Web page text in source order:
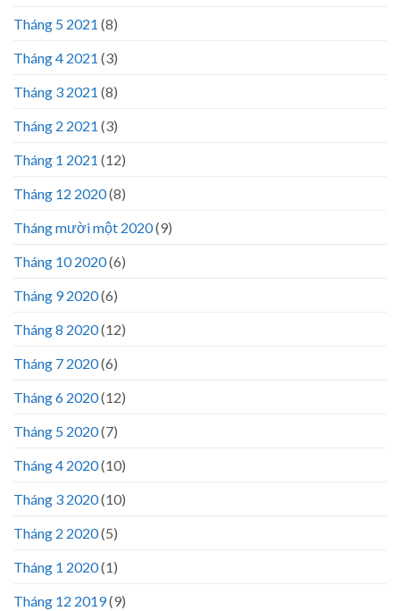
Tháng 5 2021 (8)
Tháng 4 2021 (3)
Tháng 3 2021 (8)
Tháng 2 2021 (3)
Tháng 1 2021 (12)
Tháng 12 2020(8)
Tháng mười một 2020(9)
Tháng 10 2020(6)
Tháng 9 2020(6)
Tháng 8 2020(12)
Tháng 7 2020(6)
Tháng 6 2020(12)
Tháng 5 2020(7)
Tháng 4 2020(10)
Tháng 3 2020(10)
Tháng 2 2020(5)
Tháng 1 2020(1)
Tháng 12 2019(9)